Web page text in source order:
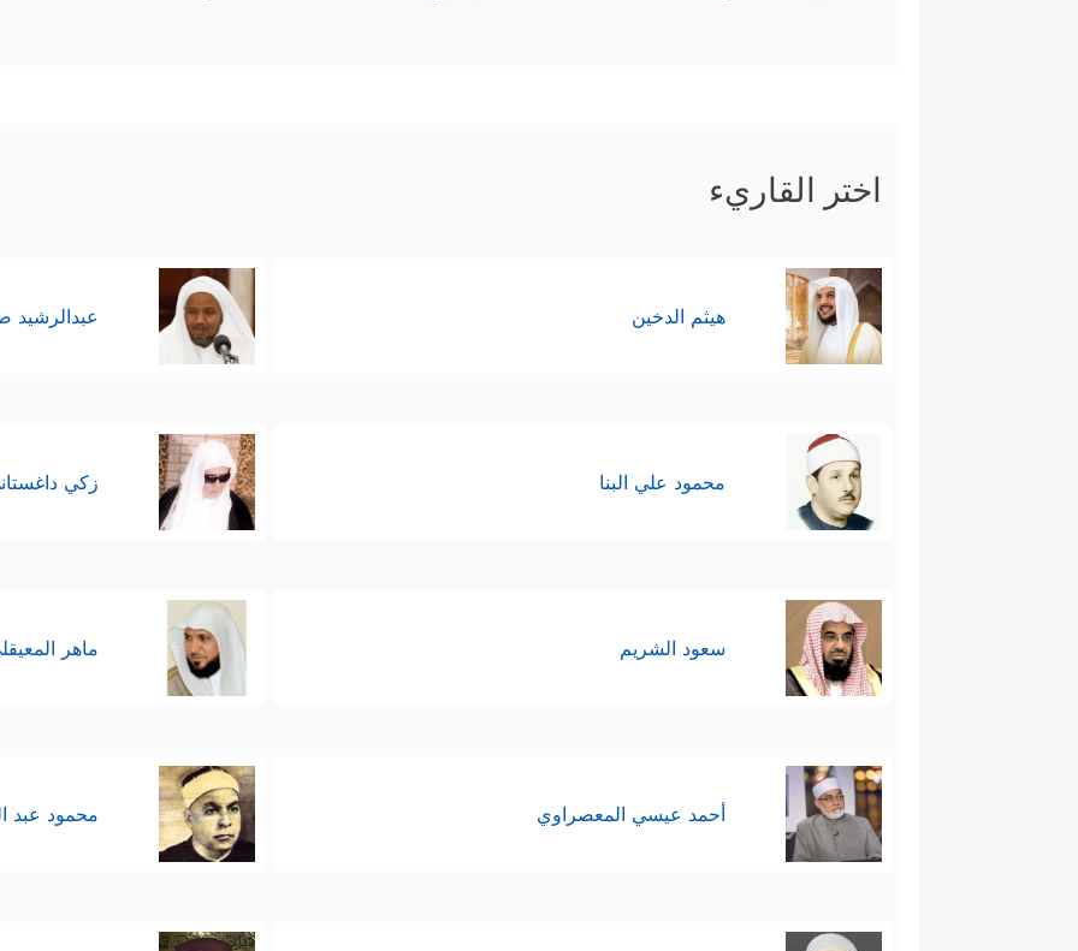
اختر القاريء
هيثم الدخين عبدالرشيد
محمود علي البنا زكي
سعود الشريم ماهر
أحمد عيسي المعصراوي محمود عبد